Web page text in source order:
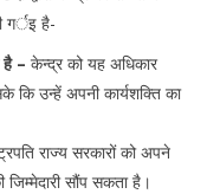
गर्इ है-
है – केन्द्र को यह अधिकार
कि उन्हें अपनी कार्यशक्ति का
राज्य सरकारों को अपने
सौंप सकता है।